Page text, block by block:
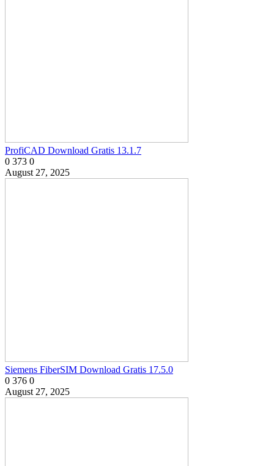
ProfiCAD Download Gratis 13.1.7
0 373 0
August 27, 2025
Siemens FiberSIM Download Gratis 17.5.0
0 376 0
August 27, 2025